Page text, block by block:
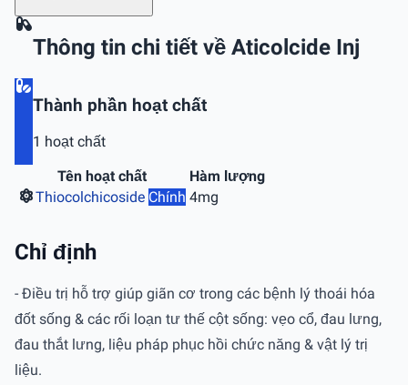
Thông tin chi tiết về Aticolcide Inj
Thành phần hoạt chất
1 hoạt chất
Tên hoạt chất
Hàm lượng
Thiocolchicoside Chính 4mg
Chỉ định
- Ðiều trị hỗ trợ giúp giãn cơ trong các bệnh lý thoái hóa
đốt sống & các rối loạn tư thế cột sống: vẹo cổ, đau lưng,
đau thắt lưng, liệu pháp phục hồi chức năng & vật lý trị
liệu.